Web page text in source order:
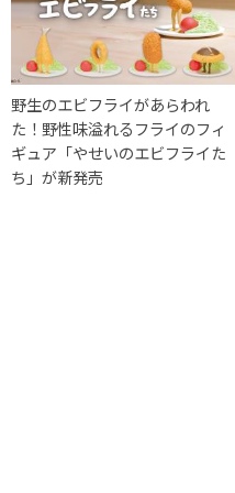
‪‎野生のエビフライがあらわれ
た‬！野性味溢れるフライのフィ
ギュア「やせいのエビフライた
ち」が新発売